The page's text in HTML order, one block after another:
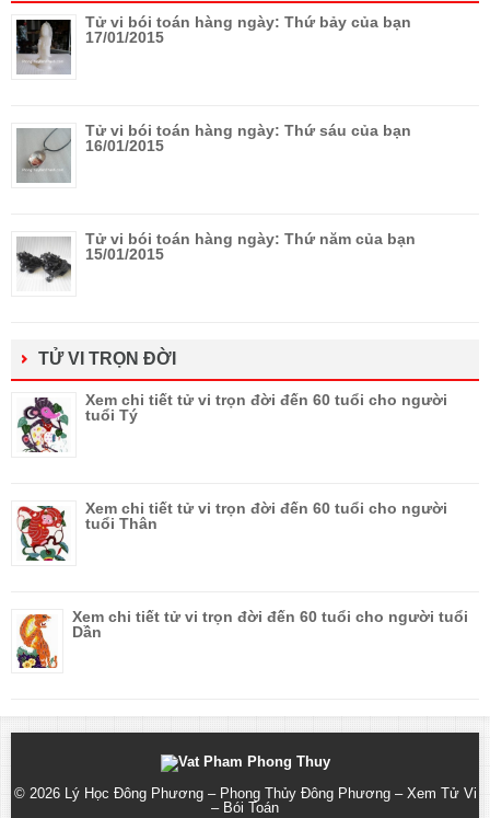
Tử vi bói toán hàng ngày: Thứ bảy của bạn
17/01/2015
Tử vi bói toán hàng ngày: Thứ sáu của bạn
16/01/2015
Tử vi bói toán hàng ngày: Thứ năm của bạn
15/01/2015
TỬ VI TRỌN ĐỜI
Xem chi tiết tử vi trọn đời đến 60 tuổi cho người
tuổi Tý
Xem chi tiết tử vi trọn đời đến 60 tuổi cho người
tuổi Thân
Xem chi tiết tử vi trọn đời đến 60 tuổi cho người tuổi
Dần
© 2026 Lý Học Đông Phương – Phong Thủy Đông Phương – Xem Tử Vi
– Bói Toán